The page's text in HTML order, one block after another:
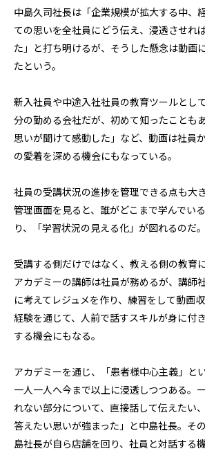
中島久司社長は「企業規模が拡大する中、
ての思いを全社員にどう伝え、浸透させれ
た」と打ち明けるが、そうした懸念は動画
たという。
新入社員や中途入社社員の教育ツールとし
分の勤める会社だが、初めて知ったことも
思いが聞けて感動した」など、動画は社員
の愛着を深める機会にもなっている。
社員の受講状況の進捗を管理できる点も大
管理画面を見ると、誰がどこまで学んでい
り、「学習状況の見える化」が図れるのだ。
受講する側だけではなく、教える側の教育
アカデミーの講師は社員が務めるが、講師
に考えてレジュメを作り、練習をして動画
経験を通じて、人前で話すスキルが身に付
する機会にもなる。
アカデミーを通じ、「患者様中心主義」と
一人一人へ今まで以上に浸透しつつある。
れない部分について、直接話して伝えたい
答えたい思いが強まった」と中島社長。そ
島社長が自ら店舗を回り、社員と対話する